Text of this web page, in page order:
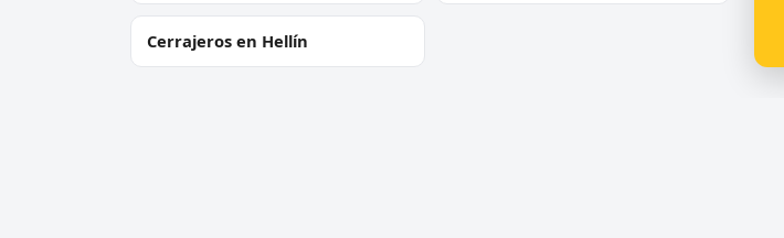
Cerrajeros en Hellín